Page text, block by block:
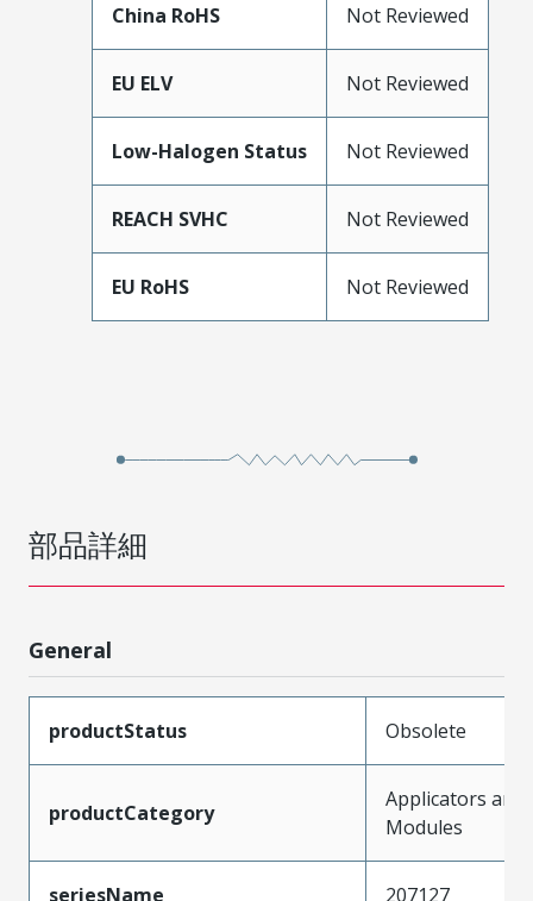
China RoHS Not Reviewed
EU ELV Not Reviewed
Low-Halogen Status Not Reviewed
REACH SVHC Not Reviewed
EU RoHS Not Reviewed
部品詳細
General
productStatus Obsolete
productCategory
Applicators and
Modules
seriesName 207127